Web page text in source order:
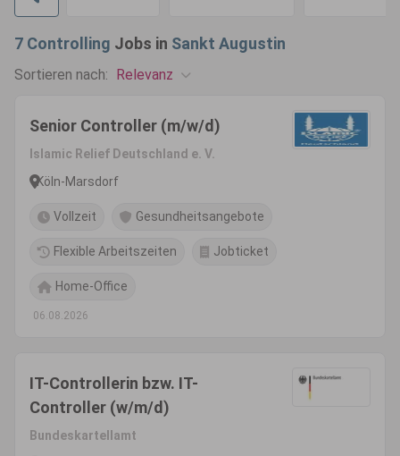
7 Controlling Jobs in Sankt Augustin
Sortieren nach: Relevanz
Senior Controller (m/w/d)
Islamic Relief Deutschland e. V.
Köln-Marsdorf
Vollzeit Gesundheitsangebote
Flexible Arbeitszeiten Jobticket
Home-Office
06.08.2026
IT-Controllerin bzw. IT-
Controller (w/m/d)
Bundeskartellamt